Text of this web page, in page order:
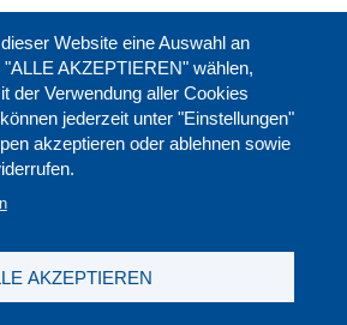
Website eine Auswahl an
AKZEPTIEREN" wählen,
der Verwendung aller Cookies
jederzeit unter "Einstellungen"
akzeptieren oder ablehnen sowie
AKZEPTIEREN